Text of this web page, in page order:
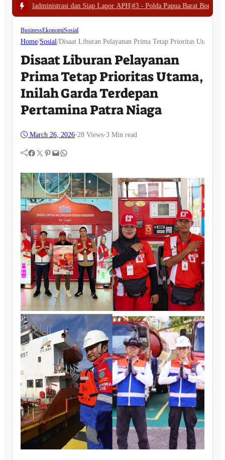
Siap Lapor APH|#3 - Polda Papua Barat Bongkar Tambang Emas Ilegal
BusinessEkonomiSosial
Home/Sosial/Disaat Liburan Pelayanan Prima Tetap Prioritas Utama,
Disaat Liburan Pelayanan
Prima Tetap Prioritas Utama,
Inilah Garda Terdepan
Pertamina Patra Niaga
March 26, 2026•28 Views•3 Min read
Facebook Twitter Pinterest Mail WhatsApp